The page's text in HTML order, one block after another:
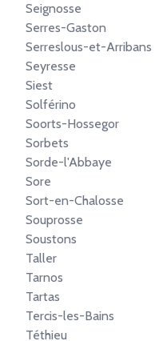
Seignosse
Serres-Gaston
Serreslous-et-Arribans
Seyresse
Siest
Solférino
Soorts-Hossegor
Sorbets
Sorde-l'Abbaye
Sore
Sort-en-Chalosse
Souprosse
Soustons
Taller
Tarnos
Tartas
Tercis-les-Bains
Téthieu